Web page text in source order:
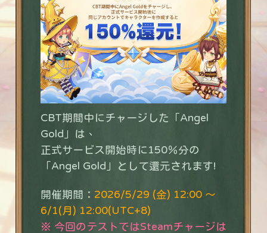
CBT期間中にチャージした「Angel
Gold」は、
正式サービス開始時に150％分の
「Angel Gold」として還元されます!
開催期間： 2026/5/29 (金) 12:00 ～
6/1(月) 12:00(UTC+8)
※ 今回のテストではSteamチャージは